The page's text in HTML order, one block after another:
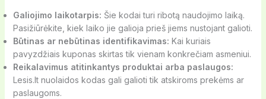
Galiojimo laikotarpis: Šie kodai turi ribotą naudojimo laiką.
Pasižiūrėkite, kiek laiko jie galioja prieš jiems nustojant galioti.
Būtinas ar nebūtinas identifikavimas: Kai kuriais
pavyzdžiais kuponas skirtas tik vienam konkrečiam asmeniui.
Reikalavimus atitinkantys produktai arba paslaugos:
Lesis.lt nuolaidos kodas gali galioti tik atskiroms prekėms ar
paslaugoms.